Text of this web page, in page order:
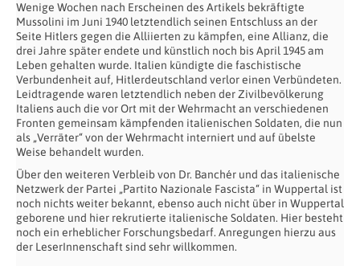
Wenige Wochen nach Erscheinen des Artikels bekräftigte
Mussolini im Juni 1940 letztendlich seinen Entschluss an der
Seite Hitlers gegen die Alliierten zu kämpfen, eine Allianz, die
drei Jahre später endete und künstlich noch bis April 1945 am
Leben gehalten wurde. Italien kündigte die faschistische
Verbundenheit auf, Hitlerdeutschland verlor einen Verbündeten.
Leidtragende waren letztendlich neben der Zivilbevölkerung
Italiens auch die vor Ort mit der Wehrmacht an verschiedenen
Fronten gemeinsam kämpfenden italienischen Soldaten, die nun
als „Verräter“ von der Wehrmacht interniert und auf übelste
Weise behandelt wurden.
Über den weiteren Verbleib von Dr. Banchér und das italienische
Netzwerk der Partei „Partito Nazionale Fascista“ in Wuppertal ist
noch nichts weiter bekannt, ebenso auch nicht über in Wuppertal
geborene und hier rekrutierte italienische Soldaten. Hier besteht
noch ein erheblicher Forschungsbedarf. Anregungen hierzu aus
der LeserInnenschaft sind sehr willkommen.